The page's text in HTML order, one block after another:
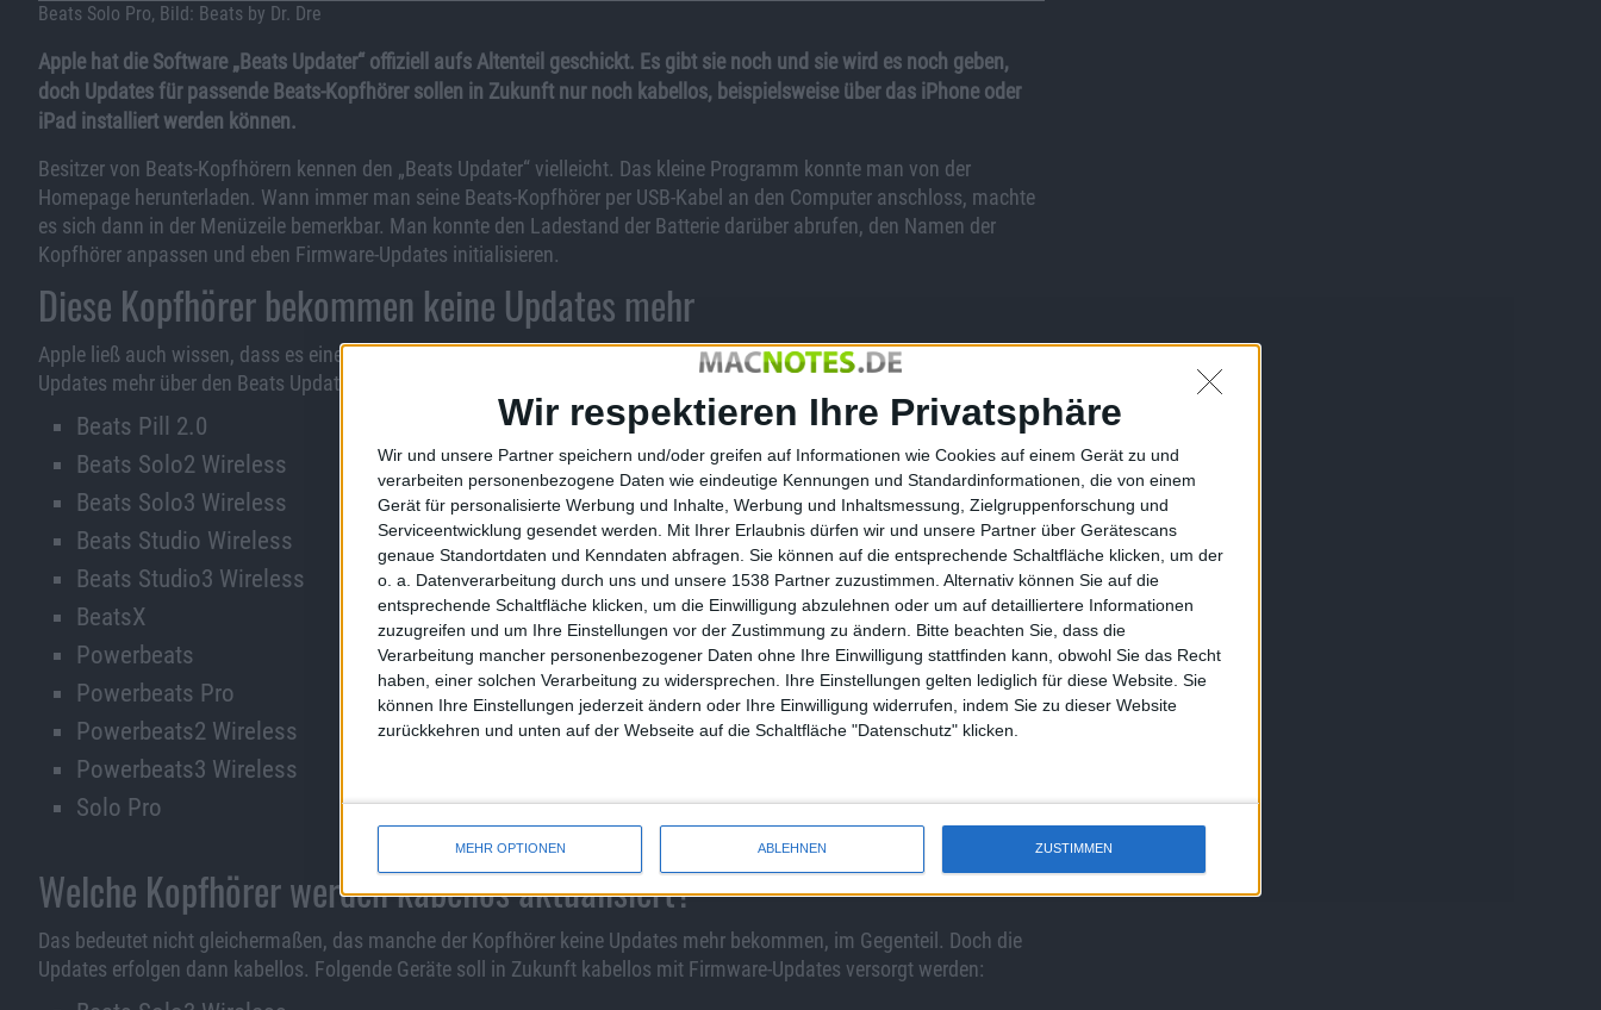
Wir respektieren Ihre Privatsphäre
Wir und unsere Partner speichern und/oder greifen auf Informationen wie Cookies auf einem Gerät zu und
verarbeiten personenbezogene Daten wie eindeutige Kennungen und Standardinformationen, die von einem
Gerät für personalisierte Werbung und Inhalte, Werbung und Inhaltsmessung, Zielgruppenforschung und
Serviceentwicklung gesendet werden.
Mit Ihrer Erlaubnis dürfen wir und unsere Partner über Gerätescans
genaue Standortdaten und Kenndaten abfragen. Sie können auf die entsprechende Schaltfläche klicken, um der
o. a. Datenverarbeitung durch uns und unsere 1538 Partner zuzustimmen. Alternativ können Sie auf die
entsprechende Schaltfläche klicken, um die Einwilligung abzulehnen oder um auf detailliertere Informationen
zuzugreifen und um Ihre Einstellungen vor der Zustimmung zu ändern.
Bitte beachten Sie, dass die
Verarbeitung mancher personenbezogener Daten ohne Ihre Einwilligung stattfinden kann, obwohl Sie das Recht
haben, einer solchen Verarbeitung zu widersprechen. Ihre Einstellungen gelten lediglich für diese Website. Sie
können Ihre Einstellungen jederzeit ändern oder Ihre Einwilligung widerrufen, indem Sie zu dieser Website
zurückkehren und unten auf der Webseite auf die Schaltfläche "Datenschutz" klicken.
MEHR OPTIONEN ABLEHNEN ZUSTIMMEN
Beats Solo Pro, Bild: Beats by Dr. Dre
Apple hat die Software „Beats Updater“ offiziell aufs Altenteil geschickt. Es gibt sie noch und sie wird es noch geben,
doch Updates für passende Beats-Kopfhörer sollen in Zukunft nur noch kabellos, beispielsweise über das iPhone oder
iPad installiert werden können.
Besitzer von Beats-Kopfhörern kennen den „Beats Updater“ vielleicht. Das kleine Programm konnte man von der
Homepage herunterladen. Wann immer man seine Beats-Kopfhörer per USB-Kabel an den Computer anschloss, machte
es sich dann in der Menüzeile bemerkbar. Man konnte den Ladestand der Batterie darüber abrufen, den Namen der
Kopfhörer anpassen und eben Firmware-Updates initialisieren.
Diese Kopfhörer bekommen keine Updates mehr
Apple ließ auch wissen, dass es eine Reihe von Kopfhörern (und Lautsprechern) geben werde, die in Zukunft keine
Updates mehr über den Beats Updater bekämen. Es handelt sich dabei um folgende Produkte:
Beats Pill 2.0
Beats Solo2 Wireless
Beats Solo3 Wireless
Beats Studio Wireless
Beats Studio3 Wireless
BeatsX
Powerbeats
Powerbeats Pro
Powerbeats2 Wireless
Powerbeats3 Wireless
Solo Pro
Welche Kopfhörer werden kabellos aktualisiert?
Das bedeutet nicht gleichermaßen, das manche der Kopfhörer keine Updates mehr bekommen, im Gegenteil. Doch die
Updates erfolgen dann kabellos. Folgende Geräte soll in Zukunft kabellos mit Firmware-Updates versorgt werden: